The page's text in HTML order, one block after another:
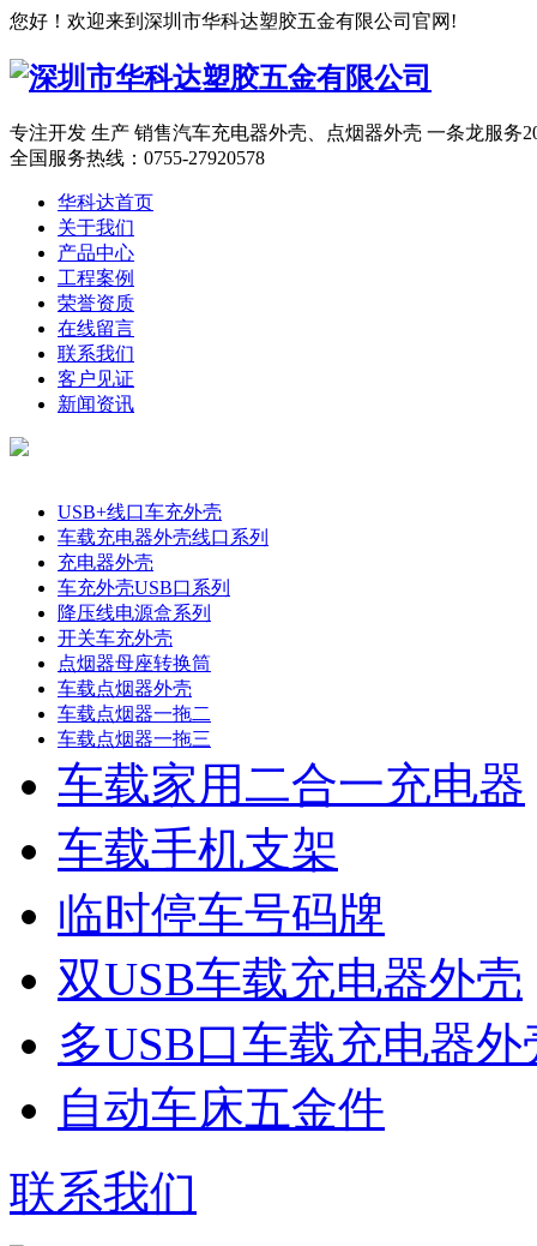
您好！欢迎来到深圳市华科达塑胶五金有限公司官网!
专注开发 生产 销售汽车充电器外壳、点烟器外壳 一条龙服务
全国服务热线： 0755-27920578
华科达首页
关于我们
产品中心
工程案例
荣誉资质
在线留言
联系我们
客户见证
新闻资讯
USB+线口车充外壳
车载充电器外壳线口系列
充电器外壳
车充外壳USB口系列
降压线电源盒系列
开关车充外壳
点烟器母座转换筒
车载点烟器外壳
车载点烟器一拖二
车载点烟器一拖三
车载家用二合一充电器
车载手机支架
临时停车号码牌
双USB车载充电器外壳
多USB口车载充电器外
自动车床五金件
联系我们